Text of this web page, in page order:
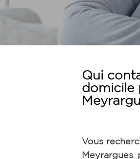
Qui
domicile
Vous
Meyrargues